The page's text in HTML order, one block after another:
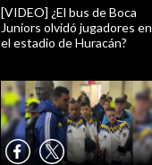
[VIDEO] ¿El bus de Boca
Juniors olvidó jugadores en
el estadio de Huracán?